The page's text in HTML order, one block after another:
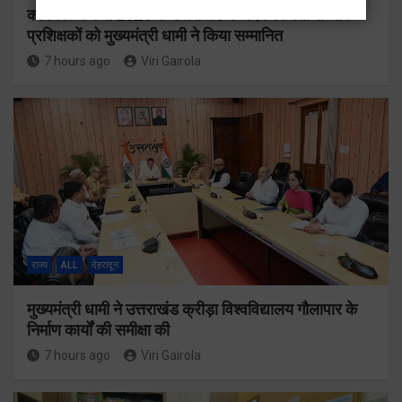
कॉमनवेल्थ गेम्स 2026 के उत्तराखंड के पदक विजेताओं और
प्रशिक्षकों को मुख्यमंत्री धामी ने किया सम्मानित
7 hours ago Viri Gairola
राज्य ALL देहरादून
मुख्यमंत्री धामी ने उत्तराखंड क्रीड़ा विश्वविद्यालय गौलापार के
निर्माण कार्यों की समीक्षा की
7 hours ago Viri Gairola